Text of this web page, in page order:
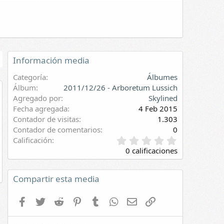
Información media
Categoría
Álbumes
Álbum
2011/12/26 - Arboretum Lussich
Agregado por
Skylined
Fecha agregada
4 Feb 2015
Contador de visitas
1.303
Contador de comentarios
0
Calificación
,
0
0
0 calificaciones
Compartir esta media
Facebook
Twitter Reddit PinterestTumblr WhatsApp
E-mail